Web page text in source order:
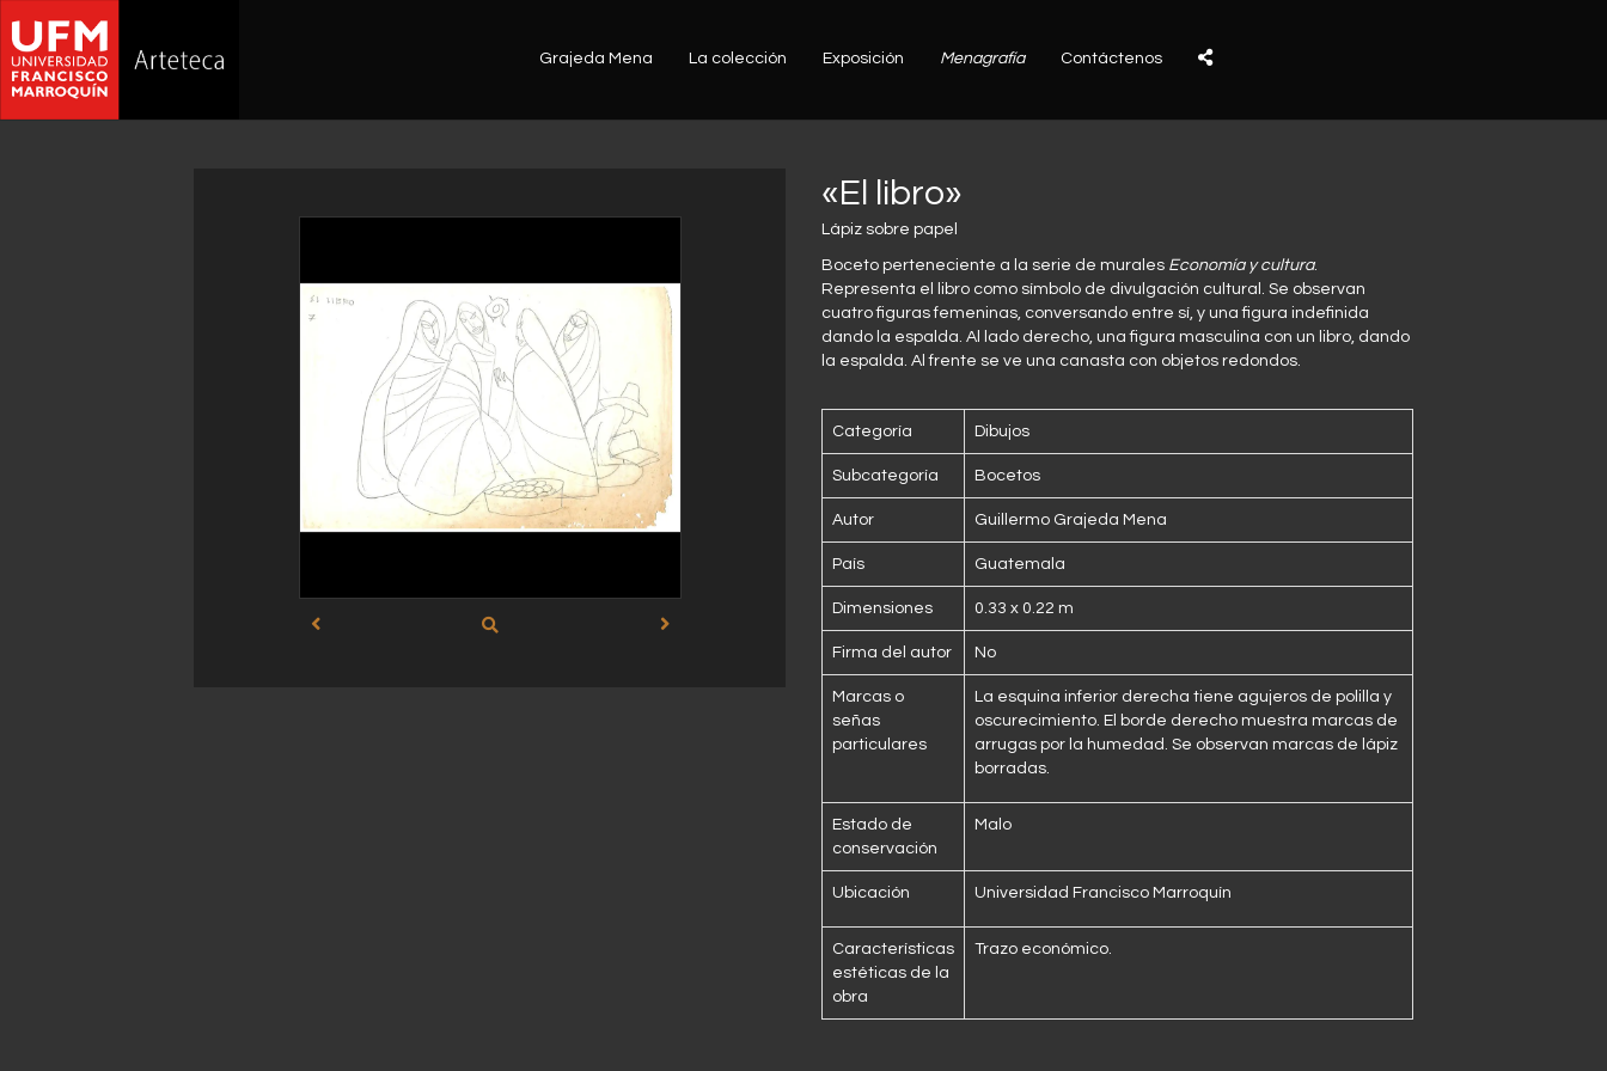
Grajeda Mena La colección Exposición Menagrafía Contáctenos
«El libro»
Lápiz sobre papel
Boceto perteneciente a la serie de murales Economía y cultura.
Representa el libro como símbolo de divulgación cultural. Se observan
cuatro figuras femeninas, conversando entre sí, y una figura indefinida
dando la espalda. Al lado derecho, una figura masculina con un libro, dando
la espalda. Al frente se ve una canasta con objetos redondos.
Categoría Dibujos
Subcategoría Bocetos
Autor Guillermo Grajeda Mena
País Guatemala
Dimensiones 0.33 x 0.22 m
Firma del autor No
Marcas o
señas
particulares
La esquina inferior derecha tiene agujeros de polilla y
oscurecimiento. El borde derecho muestra marcas de
arrugas por la humedad. Se observan marcas de lápiz
borradas.
Estado de
conservación
Malo
Ubicación Universidad Francisco Marroquín
Características
estéticas de la
obra
Trazo económico.